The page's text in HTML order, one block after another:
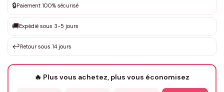
Que souhaitez-vous ?*
Votre texte / idée*
🔒Paiement 100% sécurisé
🚚Expédié sous 3-5 jours
↩️Retour sous 14 jours
🔥 Plus vous achetez, plus vous économisez